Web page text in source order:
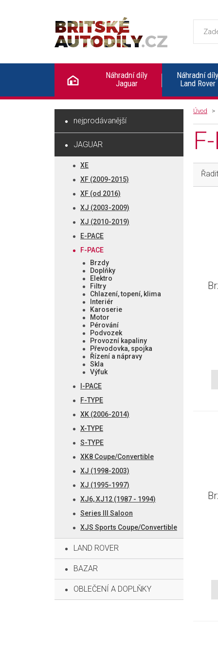
Náhradní díly
Jaguar
Náhradní díly
Land Rover
Úvod
nejprodávanější
JAGUAR
XE
XF (2009-2015)
XF (od 2016)
XJ (2003-2009)
XJ (2010-2019)
E-PACE
F-PACE
Brzdy
Doplňky
Elektro
Filtry
Chlazení, topení, klima
Interiér
Karoserie
Motor
Pérování
Podvozek
Provozní kapaliny
Převodovka, spojka
Řízení a nápravy
Skla
Výfuk
I-PACE
F-TYPE
XK (2006-2014)
X-TYPE
S-TYPE
XK8 Coupe/Convertible
XJ (1998-2003)
XJ (1995-1997)
XJ6, XJ12 (1987 - 1994)
Series III Saloon
XJS Sports Coupe/Convertible
LAND ROVER
BAZAR
OBLEČENÍ A DOPLŇKY